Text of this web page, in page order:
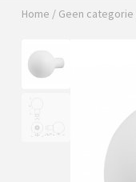
Home / Geen categorie